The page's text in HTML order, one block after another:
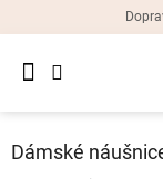
Dámské